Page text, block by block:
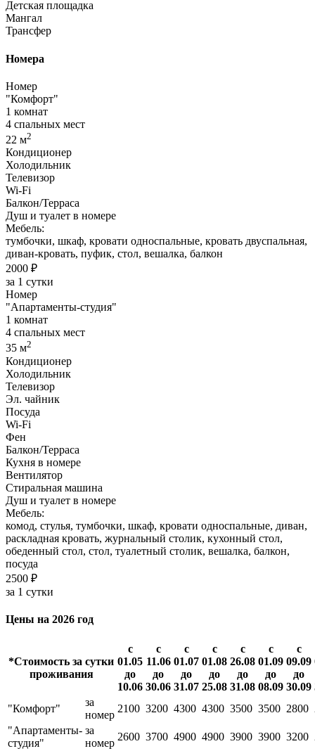
Детская площадка
Мангал
Трансфер
Номера
Номер
"Комфорт"
1 комнат
4 спальных мест
22 м2
Кондиционер
Холодильник
Телевизор
Wi-Fi
Балкон/Терраса
Душ и туалет в номере
Мебель:
тумбочки, шкаф, кровати односпальные, кровать двуспальная,
диван-кровать, пуфик, стол, вешалка, балкон
2000 ₽
за 1 сутки
Номер
"Апартаменты-студия"
1 комнат
4 спальных мест
35 м2
Кондиционер
Холодильник
Телевизор
Эл. чайник
Посуда
Wi-Fi
Фен
Балкон/Терраса
Кухня в номере
Вентилятор
Стиральная машина
Душ и туалет в номере
Мебель:
комод, стулья, тумбочки, шкаф, кровати односпальные, диван,
раскладная кровать, журнальный столик, кухонный стол,
обеденный стол, стол, туалетный столик, вешалка, балкон,
посуда
2500 ₽
за 1 сутки
Цены на 2026 год
*Стоимость за сутки
проживания
с
01.05
до
10.06
с
11.06
до
30.06
с
01.07
до
31.07
с
01.08
до
25.08
с
26.08
до
31.08
с
01.09
до
08.09
с
09.09
до
30.09
"Комфорт"
за
номер
2100 3200 4300 4300 3500 3500 2800
"Апартаменты-
студия"
за
номер
2600 3700 4900 4900 3900 3900 3200